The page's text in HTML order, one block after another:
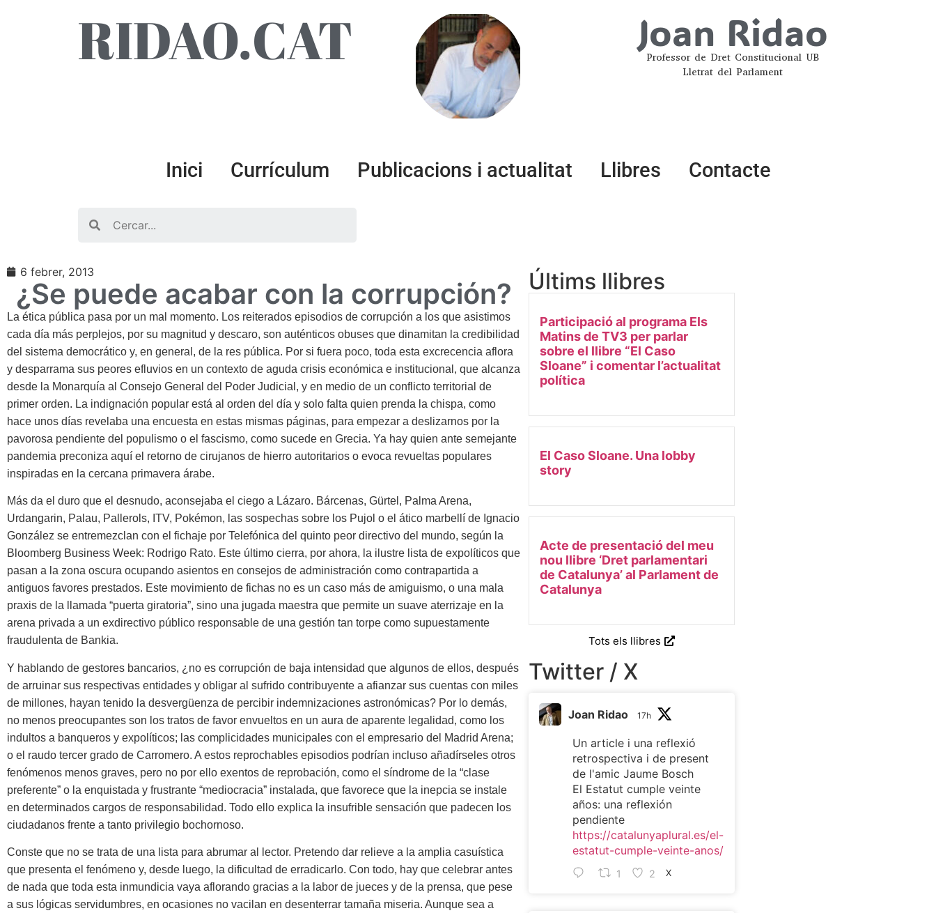
RIDAO.CAT Joan Ridao
Professor de Dret Constitucional UB
Lletrat del Parlament
Inici Currículum Publicacions i actualitat Llibres Contacte
6 febrer, 2013
¿Se puede acabar con la corrupción?
La ética pública pasa por un mal momento. Los reiterados episodios de corrupción a los que asistimos
cada día más perplejos, por su magnitud y descaro, son auténticos obuses que dinamitan la credibilidad
del sistema democrático y, en general, de la res pública. Por si fuera poco, toda esta excrecencia aflora
y desparrama sus peores efluvios en un contexto de aguda crisis económica e institucional, que alcanza
desde la Monarquía al Consejo General del Poder Judicial, y en medio de un conflicto territorial de
primer orden. La indignación popular está al orden del día y solo falta quien prenda la chispa, como
hace unos días revelaba una encuesta en estas mismas páginas, para empezar a deslizarnos por la
pavorosa pendiente del populismo o el fascismo, como sucede en Grecia. Ya hay quien ante semejante
pandemia preconiza aquí el retorno de cirujanos de hierro autoritarios o evoca revueltas populares
inspiradas en la cercana primavera árabe.
Más da el duro que el desnudo, aconsejaba el ciego a Lázaro. Bárcenas, Gürtel, Palma Arena,
Urdangarin, Palau, Pallerols, ITV, Pokémon, las sospechas sobre los Pujol o el ático marbellí de Ignacio
González se entremezclan con el fichaje por Telefónica del quinto peor directivo del mundo, según la
Bloomberg Business Week: Rodrigo Rato. Este último cierra, por ahora, la ilustre lista de expolíticos que
pasan a la zona oscura ocupando asientos en consejos de administración como contrapartida a
antiguos favores prestados. Este movimiento de fichas no es un caso más de amiguismo, o una mala
praxis de la llamada “puerta giratoria”, sino una jugada maestra que permite un suave aterrizaje en la
arena privada a un exdirectivo público responsable de una gestión tan torpe como supuestamente
fraudulenta de Bankia.
Y hablando de gestores bancarios, ¿no es corrupción de baja intensidad que algunos de ellos, después
de arruinar sus respectivas entidades y obligar al sufrido contribuyente a afianzar sus cuentas con miles
de millones, hayan tenido la desvergüenza de percibir indemnizaciones astronómicas? Por lo demás,
no menos preocupantes son los tratos de favor envueltos en un aura de aparente legalidad, como los
indultos a banqueros y expolíticos; las complicidades municipales con el empresario del Madrid Arena;
o el raudo tercer grado de Carromero. A estos reprochables episodios podrían incluso añadírseles otros
fenómenos menos graves, pero no por ello exentos de reprobación, como el síndrome de la “clase
preferente” o la enquistada y frustrante “mediocracia” instalada, que favorece que la inepcia se instale
en determinados cargos de responsabilidad. Todo ello explica la insufrible sensación que padecen los
ciudadanos frente a tanto privilegio bochornoso.
Conste que no se trata de una lista para abrumar al lector. Pretendo dar relieve a la amplia casuística
que presenta el fenómeno y, desde luego, la dificultad de erradicarlo. Con todo, hay que celebrar antes
de nada que toda esta inmundicia vaya aflorando gracias a la labor de jueces y de la prensa, que pese
a sus lógicas servidumbres, en ocasiones no vacilan en desenterrar tamaña miseria. Aunque sea a
Últims llibres
Participació al programa Els
Matins de TV3 per parlar
sobre el llibre “El Caso
Sloane” i comentar l’actualitat
política
El Caso Sloane. Una lobby
story
Acte de presentació del meu
nou llibre ‘Dret parlamentari
de Catalunya’ al Parlament de
Catalunya
Tots els llibres
Twitter / X
Joan Ridao 17h
Un article i una reflexió
retrospectiva i de present
de l'amic Jaume Bosch
El Estatut cumple veinte
años: una reflexión
pendiente
https://catalunyaplural.es/el-
estatut-cumple-veinte-anos/
1 2 X